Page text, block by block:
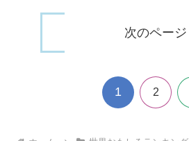
次のページ
1 2